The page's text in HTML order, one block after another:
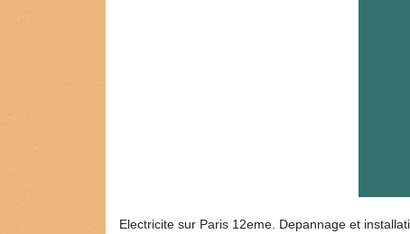
Electricite sur Paris 12eme. Depannage et